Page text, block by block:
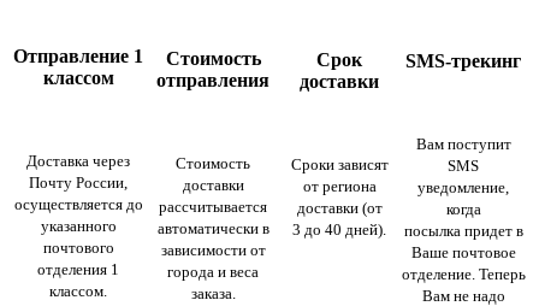
Отправление 1
классом
Доставка через
Почту России,
осуществляется до
указанного
почтового
отделения 1
классом.
Стоимость
отправления
Стоимость
доставки
рассчитывается
автоматически в
зависимости от
города и веса
заказа.
Срок
доставки
Сроки зависят
от региона
доставки (от
3 до 40 дней).
SMS-трекинг
Вам поступит
SMS
уведомление,
когда
посылка придет в
Ваше почтовое
отделение. Теперь
Вам не надо